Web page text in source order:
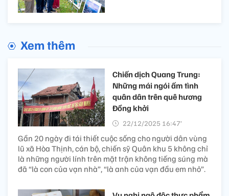
Xem thêm
Chiến dịch Quang Trung:
Những mái ngói ấm tình
quân dân trên quê hương
Đồng khởi
22/12/2025 16:47’
Gần 20 ngày đi tái thiết cuộc sống cho người dân vùng
lũ xã Hòa Thịnh, cán bộ, chiến sỹ Quân khu 5 không chỉ
là những người lính trên mặt trận không tiếng súng mà
đã “là con của vạn nhà”, “là anh của vạn đầu em nhỏ”.